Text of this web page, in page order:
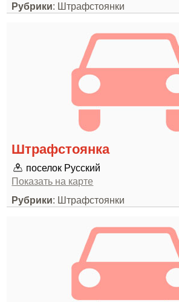
Рубрики: Штрафстоянки
Штрафстоянка
поселок Русский
Показать на карте
Рубрики: Штрафстоянки